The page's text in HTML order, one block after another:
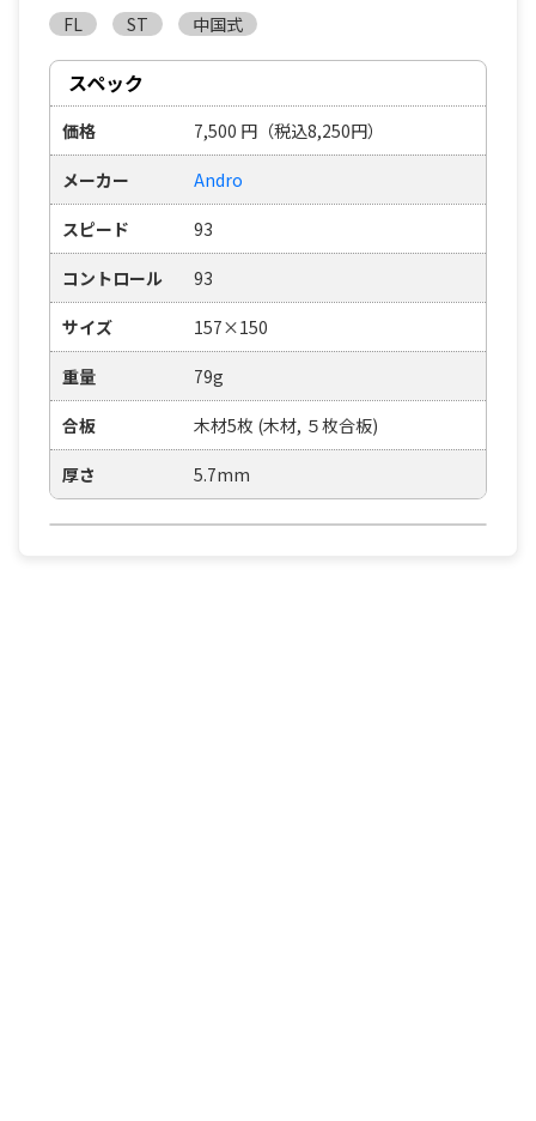
FL
ST 中国式
スペック
価格 7,500 円 （税込8,250円）
メーカー Andro
スピード 93
コントロール 93
サイズ 157×150
重量 79g
合板 木材5枚 (木材, ５枚合板)
厚さ 5.7mm